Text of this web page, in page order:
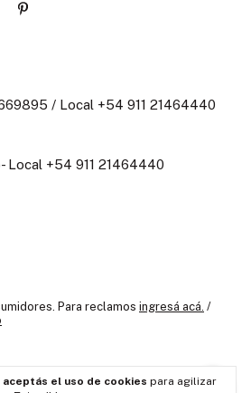
aceptás el uso de cookies para agilizar
/ Local +54 911 21464440
Local +54 911 21464440
Para reclamos ingresá acá. /
Didáctica Argentina / Juguetes
derechos reservados.